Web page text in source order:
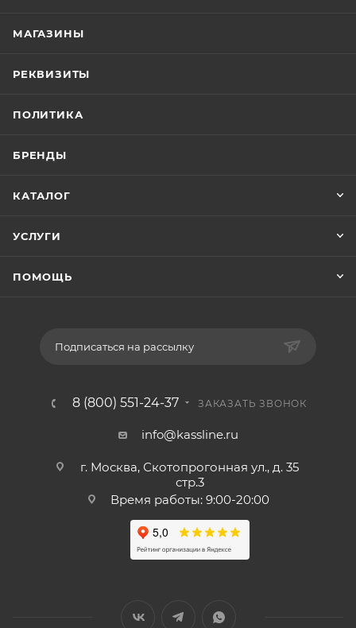
МАГАЗИНЫ
РЕКВИЗИТЫ
ПОЛИТИКА
БРЕНДЫ
КАТАЛОГ
УСЛУГИ
ПОМОЩЬ
Подписаться на рассылку
8 (800) 551-24-37 ЗАКАЗАТЬ ЗВОНОК
info@kassline.ru
г. Москва, Скотопрогонная ул., д. 35
стр.3
Время работы: 9:00-20:00